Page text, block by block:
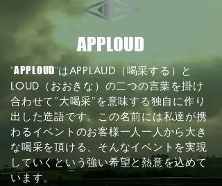
"APPLOUD"はAPPLAUD（喝采する）と
LOUD （おおきな）の二つの言葉を掛け
合わせて”大喝采”を意味する独自に作り
出した造語です。この​名前には私達が携
わるイベントのお客様一人一人から大き
な喝采を頂ける、そんなイベントを実現
していくという強い希望と熱意を込めて
います。
APPLOUD